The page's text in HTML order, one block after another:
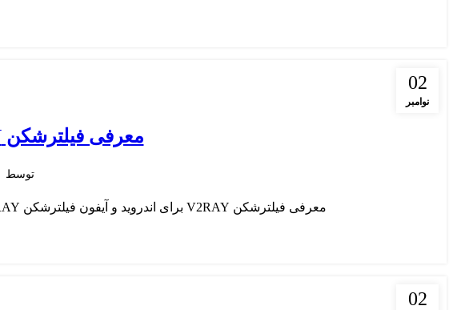
02
نوامبر
معرفی فیلترشکن V2RAY برای اندروید و آیفون
توسط
معرفی فیلترشکن V2RAY برای اندروید و آیفون فیلترشکن V2RAY یکی از ابزارهای پیشرفته و محبوب برای کاربران اینترنت است که به ویژه...
02